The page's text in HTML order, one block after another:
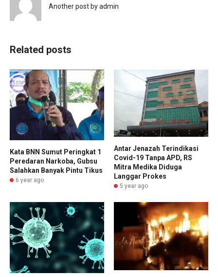
Another post by admin
Related posts
Kata BNN Sumut Peringkat 1
Peredaran Narkoba, Gubsu
Salahkan Banyak Pintu Tikus
6 year ago
Antar Jenazah Terindikasi
Covid-19 Tanpa APD, RS
Mitra Medika Diduga
Langgar Prokes
5 year ago